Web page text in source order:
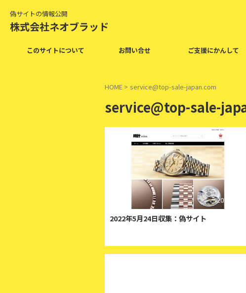
偽サイトの情報公開
株式会社ネオブラッド
このサイトについて お問い合せ ご支援にかんして
HOME > service@top-sale-japan.com
service@top-sale-
2022/5/24
2022年5月24日収集：偽サイト